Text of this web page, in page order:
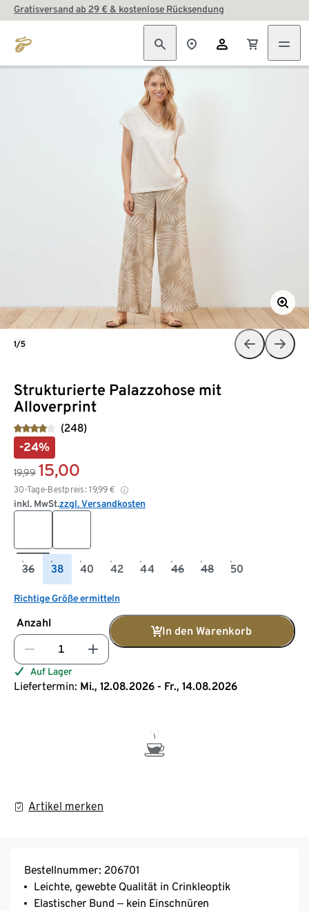
Gratisversand ab 29 € & kostenlose Rücksendung
Strukturierte Palazzohose mit
Alloverprint
(248)
-24%
19,99 15,00
30-Tage-Bestpreis: 19,99 €
inkl. MwSt.zzgl. Versandkosten
36 38 40 42 44 46 48 50
Richtige Größe ermitteln
Anzahl
In den Warenkorb
Auf Lager
Liefertermin: Mi., 12.08.2026 - Fr., 14.08.2026
Artikel merken
1/5
Bestellnummer: 206701
Leichte, gewebte Qualität in Crinkleoptik
Elastischer Bund ‒ kein Einschnüren